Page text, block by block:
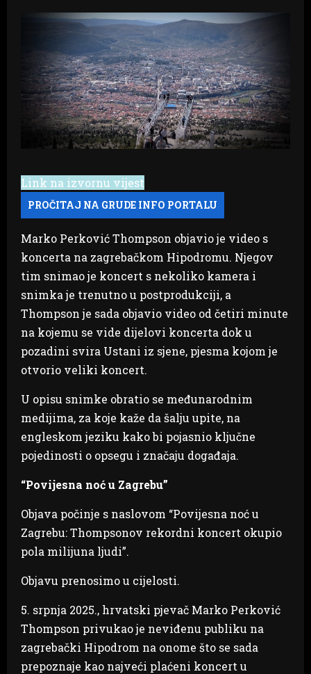
Link na izvornu vijest
Marko Perković Thompson objavio je video s
koncerta na zagrebačkom Hipodromu. Njegov
tim snimao je koncert s nekoliko kamera i
snimka je trenutno u postprodukciji, a
Thompson je sada objavio video od četiri minute
na kojemu se vide dijelovi koncerta dok u
pozadini svira Ustani iz sjene, pjesma kojom je
otvorio veliki koncert.
U opisu snimke obratio se međunarodnim
medijima, za koje kaže da šalju upite, na
engleskom jeziku kako bi pojasnio ključne
pojedinosti o opsegu i značaju događaja.
“Povijesna noć u Zagrebu”
Objava počinje s naslovom “Povijesna noć u
Zagrebu: Thompsonov rekordni koncert okupio
pola milijuna ljudi”.
Objavu prenosimo u cijelosti.
5. srpnja 2025., hrvatski pjevač Marko Perković
Thompson privukao je neviđenu publiku na
zagrebački Hipodrom na onome što se sada
prepoznaje kao najveći plaćeni koncert u